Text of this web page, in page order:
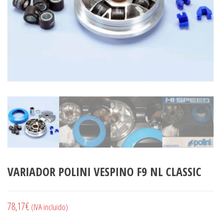
VARIADOR POLINI VESPINO F9 NL CLASSIC
78,17€ (IVA incluido)